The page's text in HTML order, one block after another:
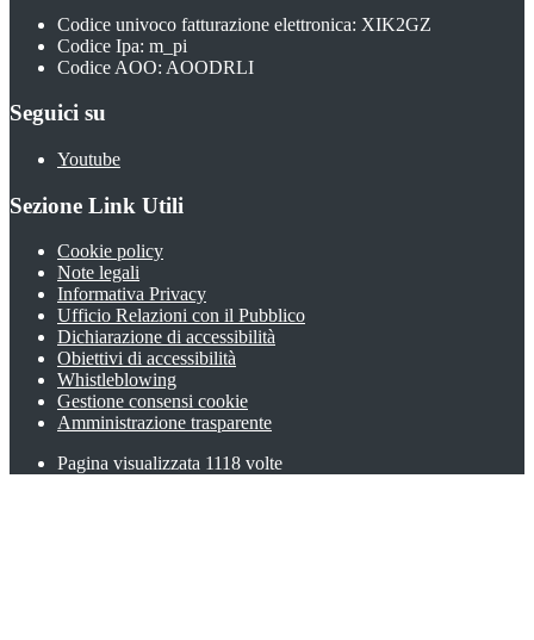
Codice univoco fatturazione elettronica: XIK2GZ
Codice Ipa: m_pi
Codice AOO: AOODRLI
Seguici su
Youtube
Sezione Link Utili
Cookie policy
Note legali
Informativa Privacy
Ufficio Relazioni con il Pubblico
Dichiarazione di accessibilità
Obiettivi di accessibilità
Whistleblowing
Gestione consensi cookie
Amministrazione trasparente
Pagina visualizzata 1118 volte